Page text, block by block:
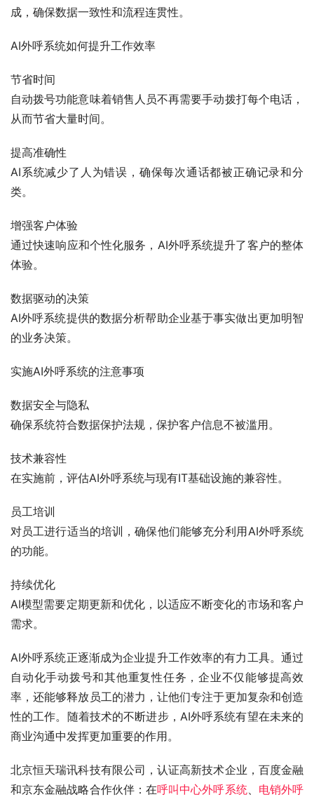
成，确保数据一致性和流程连贯性。
AI外呼系统如何提升工作效率
节省时间
自动拨号功能意味着销售人员不再需要手动拨打每个电话，
从而节省大量时间。
提高准确性
AI系统减少了人为错误，确保每次通话都被正确记录和分
类。
增强客户体验
通过快速响应和个性化服务，AI外呼系统提升了客户的整体
体验。
数据驱动的决策
AI外呼系统提供的数据分析帮助企业基于事实做出更加明智
的业务决策。
实施AI外呼系统的注意事项
数据安全与隐私
确保系统符合数据保护法规，保护客户信息不被滥用。
技术兼容性
在实施前，评估AI外呼系统与现有IT基础设施的兼容性。
员工培训
对员工进行适当的培训，确保他们能够充分利用AI外呼系统
的功能。
持续优化
AI模型需要定期更新和优化，以适应不断变化的市场和客户
需求。
AI外呼系统正逐渐成为企业提升工作效率的有力工具。通过
自动化手动拨号和其他重复性任务，企业不仅能够提高效
率，还能够释放员工的潜力，让他们专注于更加复杂和创造
性的工作。随着技术的不断进步，AI外呼系统有望在未来的
商业沟通中发挥更加重要的作用。
北京恒天瑞讯科技有限公司，认证高新技术企业，百度金融
和京东金融战略合作伙伴：在呼叫中心外呼系统、 电销外呼